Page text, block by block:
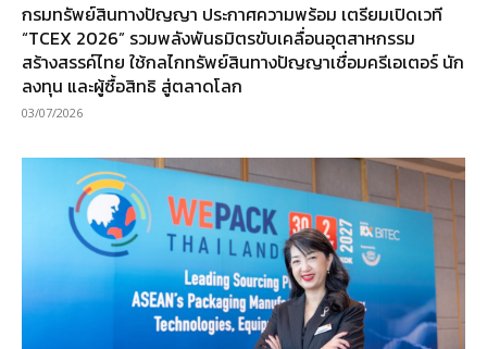
กรมทรัพย์สินทางปัญญา ประกาศความพร้อม เตรียมเปิดเวที
“TCEX 2026” รวมพลังพันธมิตรขับเคลื่อนอุตสาหกรรม
สร้างสรรค์ไทย ใช้กลไกทรัพย์สินทางปัญญาเชื่อมครีเอเตอร์ นัก
ลงทุน และผู้ซื้อสิทธิ สู่ตลาดโลก
03/07/2026